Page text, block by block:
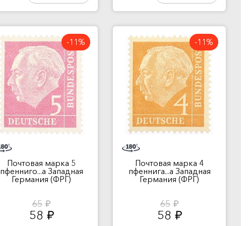
-11%
Почтовая марка 5
пфенниго...а Западная
Германия (ФРГ)
65 руб.
58 руб.
-11%
Почтовая марка 4
пфеннига...а Западная
Германия (ФРГ)
65 руб.
58 руб.